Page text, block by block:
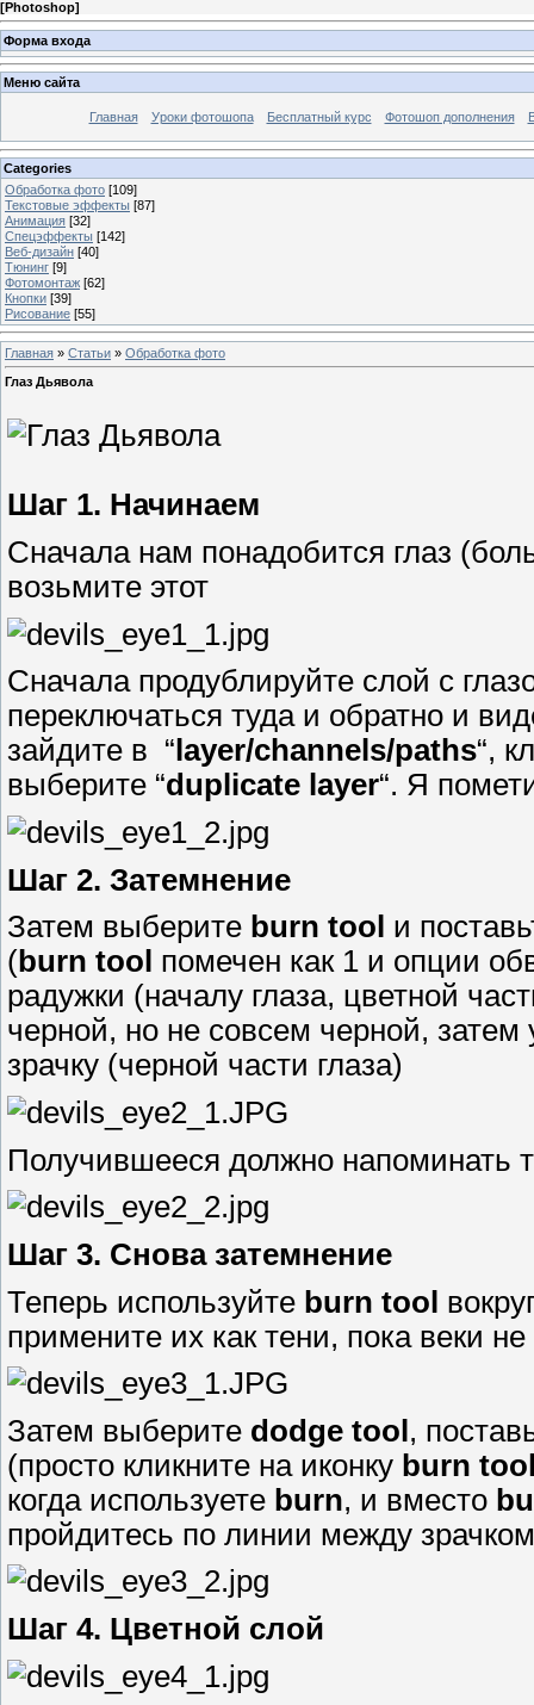
[Photoshop]
Форма входа
Меню сайта
Главная Уроки фотошопа Бесплатный курс Фотошоп дополнения
Categories
Обработка фото [109]
Текстовые эффекты [87]
Анимация [32]
Спецэффекты [142]
Веб-дизайн [40]
Тюнинг [9]
Фотомонтаж [62]
Кнопки [39]
Рисование [55]
Главная » Статьи » Обработка фото
Глаз Дьявола
Шаг 1. Начинаем
Сначала нам понадобится глаз
возьмите этот
Сначала продублируйте слой с
переключаться туда и обратно и
зайдите в “ layer/channels/paths“,
выберите “duplicate layer“. Я
Шаг 2. Затемнение
Затем выберите burn tool и
(burn tool помечен как 1 и опции
радужки (началу глаза, цветной
черной, но не совсем черной,
зрачку (черной части глаза)
Получившееся должно напоминать
Шаг 3. Снова затемнение
Теперь используйте burn tool
примените их как тени, пока веки
Затем выберите dodge tool ,
(просто кликните на иконку burn
когда используете burn, и вместо
пройдитесь по линии между
Шаг 4. Цветной слой